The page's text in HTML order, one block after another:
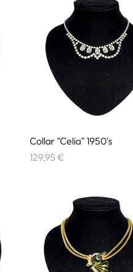
Vista rápida
Collar "Celia" 1950's
Precio
129,95 €